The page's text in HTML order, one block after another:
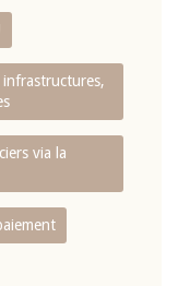
infrastructures,
via la